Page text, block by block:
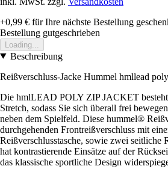
+0,99 € für Ihre nächste Bestellung
Bestellung gutgeschrieben
Loading...
Beschreibung
Reißverschluss-Jacke Hummel hmllead poly
Die hmlLEAD POLY ZIP JACKET besteht
Stretch, sodass Sie sich überall frei
neben dem Spielfeld. Diese hummel®
durchgehenden Frontreißverschluss mit
Reißverschlusstasche, sowie zwei seitliche
hat kontrastierende Einsätze auf der
das klassische sportliche Design